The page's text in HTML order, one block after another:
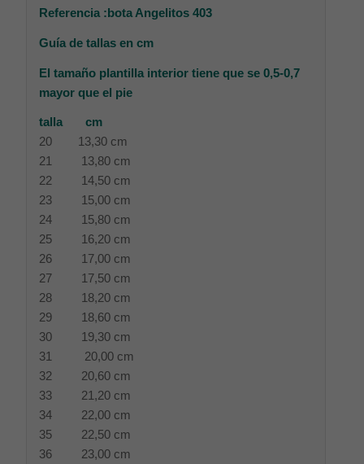
Referencia :bota Angelitos 403
Guía de tallas en cm
El tamaño plantilla interior tiene que se 0,5-0,7
mayor que el pie
talla cm
20 13,30 cm
21 13,80 cm
22 14,50 cm
23 15,00 cm
24 15,80 cm
25 16,20 cm
26 17,00 cm
27 17,50 cm
28 18,20 cm
29 18,60 cm
30 19,30 cm
31 20,00 cm
32 20,60 cm
33 21,20 cm
34 22,00 cm
35 22,50 cm
36 23,00 cm